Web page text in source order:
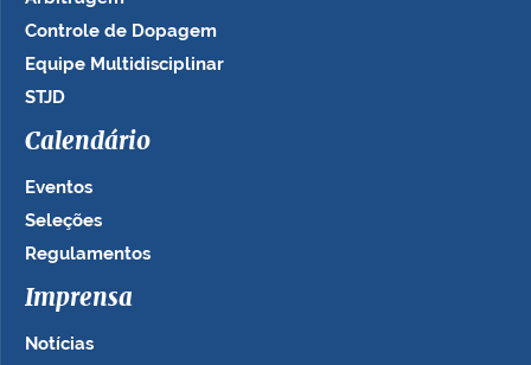
Controle de Dopagem
Equipe Multidisciplinar
STJD
Calendário
Eventos
Seleções
Regulamentos
Imprensa
Notícias